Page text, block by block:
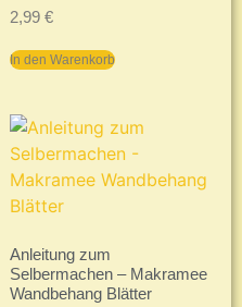
2,99 €
In den Warenkorb
Anleitung zum
Selbermachen – Makramee
Wandbehang Blätter